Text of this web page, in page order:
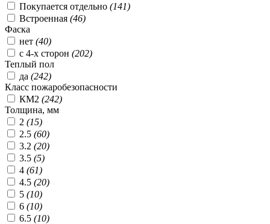
Покупается отдельно (141)
Встроенная (46)
Фаска
нет (40)
с 4-х сторон (202)
Теплый пол
да (242)
Класс пожаробезопасности
КМ2 (242)
Толщина, мм
2 (15)
2.5 (60)
3.2 (20)
3.5 (5)
4 (61)
4.5 (20)
5 (10)
6 (10)
6.5 (10)